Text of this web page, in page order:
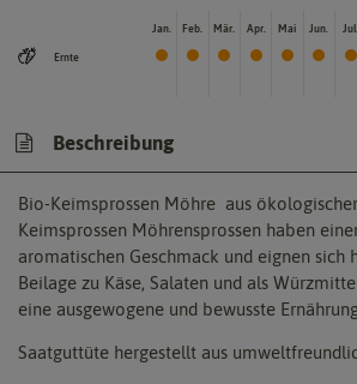
Ernte
Jan. Feb. Mär. Apr. Mai Jun. Jul.
Beschreibung
Bio-Keimsprossen Möhre aus
Keimsprossen Möhrensprossen haben
aromatischen Geschmack und eignen sich
Beilage zu Käse, Salaten und als
eine ausgewogene und bewusste
Saatguttüte hergestellt aus